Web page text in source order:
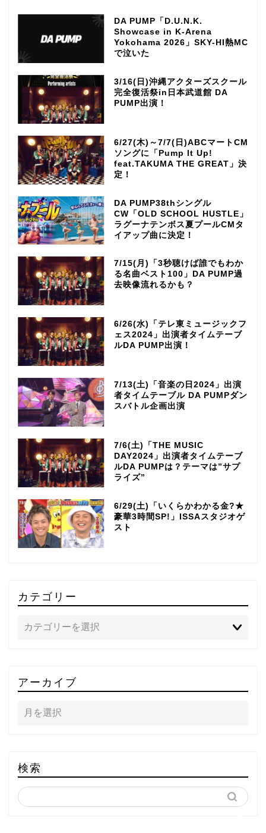
DA PUMP「D.U.N.K.
Showcase in K-Arena
Yokohama 2026」SKY-HI熱MC
で泣いた
3/16(日)沖縄アクターズスクール
完全復活祭in日本武道館 DA
PUMP出演！
6/27(木)～7/7(日)ABCマートCM
ソングに「Pump It Up!
feat.TAKUMA THE GREAT」決
定！
DA PUMP38thシングル
CW「OLD SCHOOL HUSTLE」
ラグーナテンボス夏プールCMタ
イアップ曲に決定！
7/15(月)「3秒聴けば誰でもわか
る名曲ベスト100」DA PUMP過
去映像流れるかも？
6/26(水)「テレ東ミュージックフ
ェス2024」出演者タイムテーブ
ルDA PUMP出演！
7/13(土)「音楽の日2024」出演
者タイムテーブル DA PUMPダン
スバトル企画出演
7/6(土)「THE MUSIC
DAY2024」出演者タイムテーブ
ルDA PUMPは？テーマは”サプ
ライズ”
6/29(土)「いくらかわかる金?★
豪華3時間SP!」ISSAスタジオゲ
スト
カテゴリー
アーカイブ
検索
～DA PUMP YORIの晴れ
ばれラジオ～